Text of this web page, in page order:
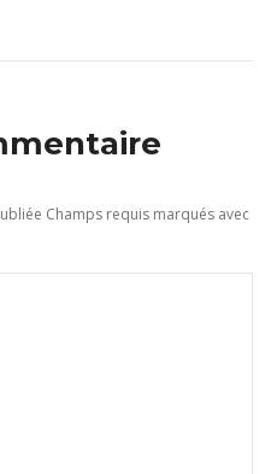
Champs requis marqués avec